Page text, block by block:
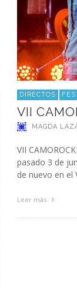
DIRECTOS
VII
MAGDA
VII
pasado 3 de
de nuevo en el
Leer más